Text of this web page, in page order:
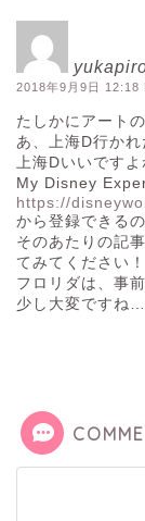
2018年9月9日 12:18
たしかにアート
あ、上海D行か
上海Dいいです
My Disney
https://
から登録できる
そのあたりの記
てみてください！
フロリダは、事
少し大変ですね